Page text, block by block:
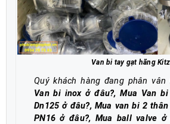
Van bi tay gạt hãng Kitz
Quý khách hàng đang phân
Van bi inox ở đâu?, Mua Van
Dn125 ở đâu?, Mua van bi 2
PN16 ở đâu?, Mua ball valve ở